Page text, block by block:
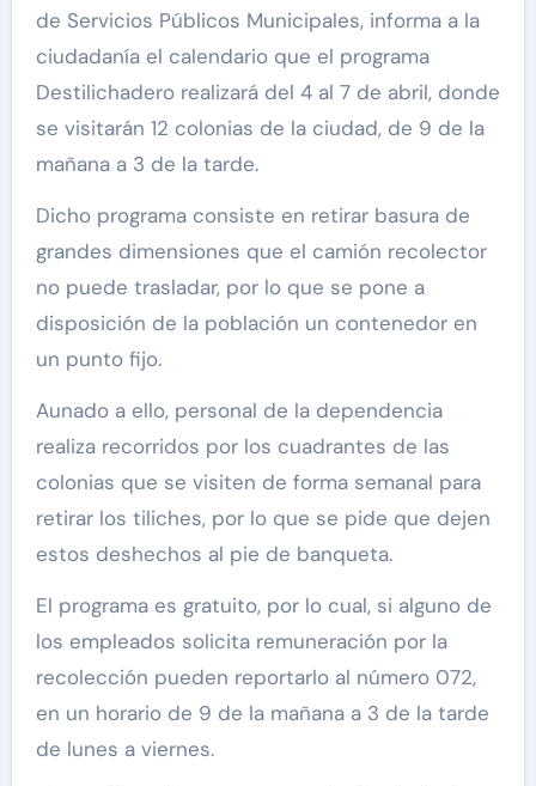
de Servicios Públicos Municipales, informa a la
ciudadanía el calendario que el programa
Destilichadero realizará del 4 al 7 de abril, donde
se visitarán 12 colonias de la ciudad, de 9 de la
mañana a 3 de la tarde.
Dicho programa consiste en retirar basura de
grandes dimensiones que el camión recolector
no puede trasladar, por lo que se pone a
disposición de la población un contenedor en
un punto fijo.
Aunado a ello, personal de la dependencia
realiza recorridos por los cuadrantes de las
colonias que se visiten de forma semanal para
retirar los tiliches, por lo que se pide que dejen
estos deshechos al pie de banqueta.
El programa es gratuito, por lo cual, si alguno de
los empleados solicita remuneración por la
recolección pueden reportarlo al número 072,
en un horario de 9 de la mañana a 3 de la tarde
de lunes a viernes.